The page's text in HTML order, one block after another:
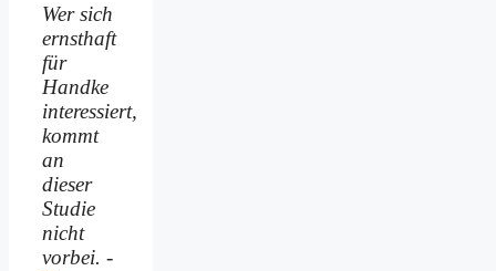
Wer sich
ernsthaft
für
Handke
interessiert,
kommt
an
dieser
Studie
nicht
vorbei. -